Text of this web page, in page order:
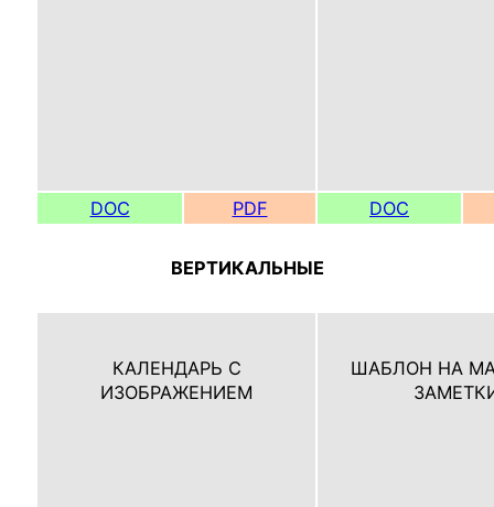
DOC PDF DOC
ВЕРТИКАЛЬНЫЕ
КАЛЕНДАРЬ С
ИЗОБРАЖЕНИЕМ
ШАБЛОН НА